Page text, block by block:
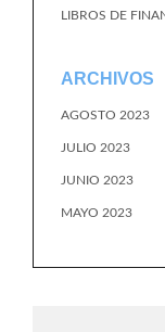
LIBROS DE
ARCHIVOS
AGOSTO 2023
JULIO 2023
JUNIO 2023
MAYO 2023